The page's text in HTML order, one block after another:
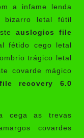
a infame lenda
bizarro letal fútil
auslogics file
fétido cego letal
trágico letal
covarde mágico
recovery 6.0
cega as trevas
covardes